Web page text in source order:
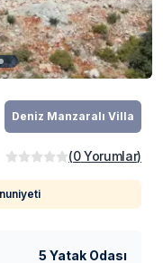
Deniz Manzaralı Villa
(0 Yorumlar)
5 Yatak Odası